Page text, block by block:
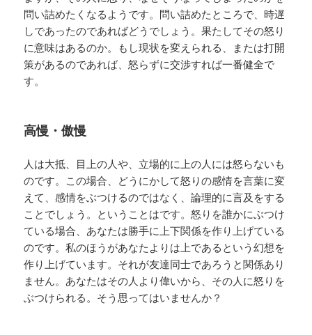
問い詰めたくなるようです。問い詰めたところで、時遅
しであったのであればどうでしょう。果たしてその怒り
に意味はあるのか。もし現状を変えられる、または打開
策があるのであれば、怒らずに交渉すれば一番健全で
す。
高慢・傲慢
人は大抵、目上の人や、立場的に上の人には怒らないも
のです。この場合、どうにかして怒りの感情を言葉に変
えて、感情をぶつけるのではなく、論理的に言及をする
ことでしょう。ということはです。怒りを誰かにぶつけ
ている場合、あなたは勝手に上下関係を作り上げている
のです。私のほうがあなたよりは上であるという幻想を
作り上げています。それが友達同士であろうと関係あり
ません。あなたはその人より偉いから、その人に怒りを
ぶつけられる。そう思ってはいませんか？